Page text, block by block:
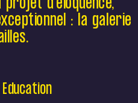
batailles dud'éloquence,
: la galerie